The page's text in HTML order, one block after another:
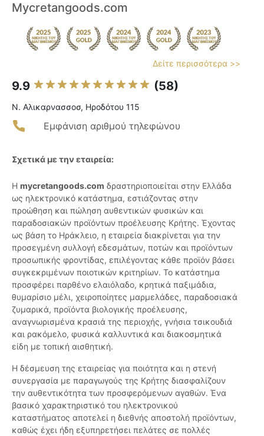
Mycretangoods.com
Δείτε περισσότερα >>
9.9 (58)
Ν. Αλικαρνασσοσ, Ηροδότου 115
Εμφάνιση αριθμού τηλεφώνου
Σχετικά με την εταιρεία:
Η mycretangoods.com δραστηριοποιείται στην Ελλάδα
ως ηλεκτρονικό κατάστημα, εστιάζοντας στην
προώθηση και πώληση αυθεντικών φυσικών και
παραδοσιακών προϊόντων προέλευσης Κρήτης. Έχοντας
ως βάση το Ηράκλειο, η εταιρεία διακρίνεται για την
προσεγμένη συλλογή εδεσμάτων, ποτών και προϊόντων
προσωπικής φροντίδας, επιλέγοντας κάθε προϊόν βάσει
συγκεκριμένων ποιοτικών κριτηρίων. Το κατάστημα
προσφέρει παρθένο ελαιόλαδο, κρητικά παξιμάδια,
θυμαρίσιο μέλι, χειροποίητες μαρμελάδες, παραδοσιακά
ζυμαρικά, προϊόντα βιολογικής προέλευσης,
αναγνωρισμένα κρασιά της περιοχής, γνήσια τσικουδιά
και ρακόμελο, φυσικά καλλυντικά και διακοσμητικά
είδη με τοπική αισθητική.
Η δέσμευση της εταιρείας για ποιότητα και η στενή
συνεργασία με παραγωγούς της Κρήτης διασφαλίζουν
την αυθεντικότητα των προσφερόμενων αγαθών. Ένα
βασικό χαρακτηριστικό του ηλεκτρονικού
καταστήματος αποτελεί η διεθνής αποστολή προϊόντων,
καθώς έχει ήδη εξυπηρετήσει πελάτες σε πολλές